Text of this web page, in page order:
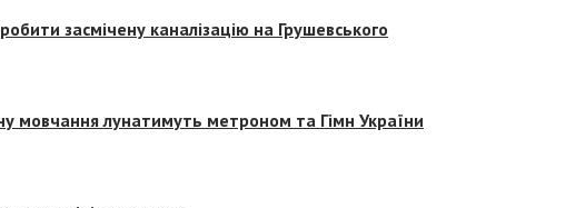
засмічену каналізацію на Грушевського
мовчання лунатимуть метроном та Гімн України